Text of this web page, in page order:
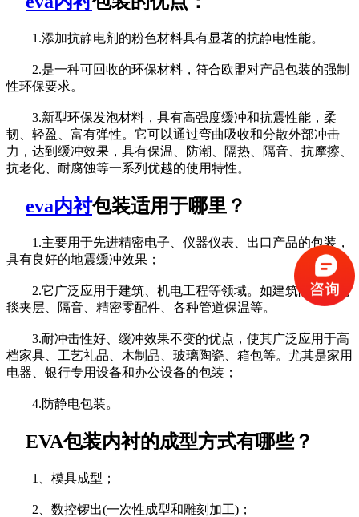
1.添加抗静电剂的粉色材料具有显著的抗静电性能。
2.是一种可回收的环保材料，符合欧盟对产品包装的强制
性环保要求。
3.新型环保发泡材料，具有高强度缓冲和抗震性能，柔
韧、轻盈、富有弹性。它可以通过弯曲吸收和分散外部冲击
力，达到缓冲效果，具有保温、防潮、隔热、隔音、抗摩擦、
抗老化、耐腐蚀等一系列优越的使用特性。
eva内衬包装适用于哪里？
1.主要用于先进精密电子、仪器仪表、出口产品的包装，
具有良好的地震缓冲效果；
2.它广泛应用于建筑、机电工程等领域。如建筑防水、地
毯夹层、隔音、精密零配件、各种管道保温等。
3.耐冲击性好、缓冲效果不变的优点，使其广泛应用于高
档家具、工艺礼品、木制品、玻璃陶瓷、箱包等。尤其是家用
电器、银行专用设备和办公设备的包装；
4.防静电包装。
EVA包装内衬的成型方式有哪些？
1、模具成型；
2、数控锣出(一次性成型和雕刻加工)；